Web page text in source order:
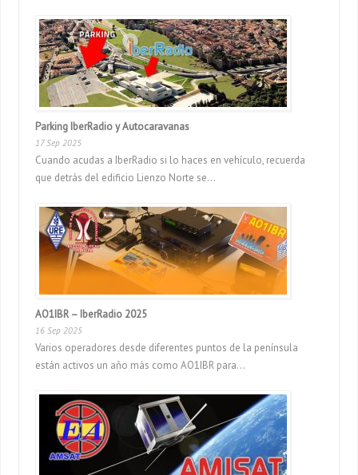
Parking IberRadio y Autocaravanas
17 Sep 2025
Cuando acudas a IberRadio si lo haces en vehículo, recuerda
que detrás del edificio Lienzo Norte se...
AO1IBR – IberRadio 2025
16 Sep 2025
Varios operadores desde diferentes puntos de la península
están activos un año más como AO1IBR para...